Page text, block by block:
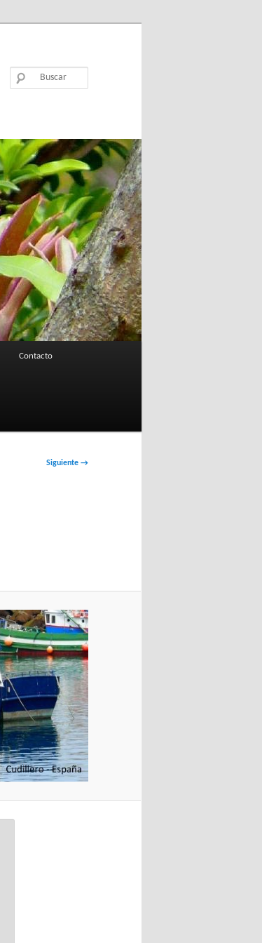
Contacto
Siguiente →